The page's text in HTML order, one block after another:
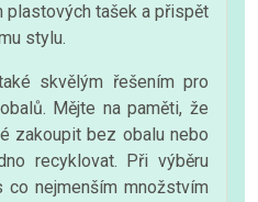
plastových tašek a přispět
stylu.
skvělým řešením pro
Mějte na paměti, že
zakoupit bez obalu nebo
recyklovat. Při výběru
nejmenším množstvím